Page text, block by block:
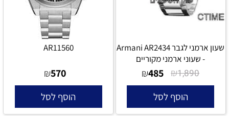
שעון ארמני לגבר Armani AR2434
- שעוני ארמני מקוריים
₪1,890
₪485
הוסף לסל
AR11560
₪570
הוסף לסל